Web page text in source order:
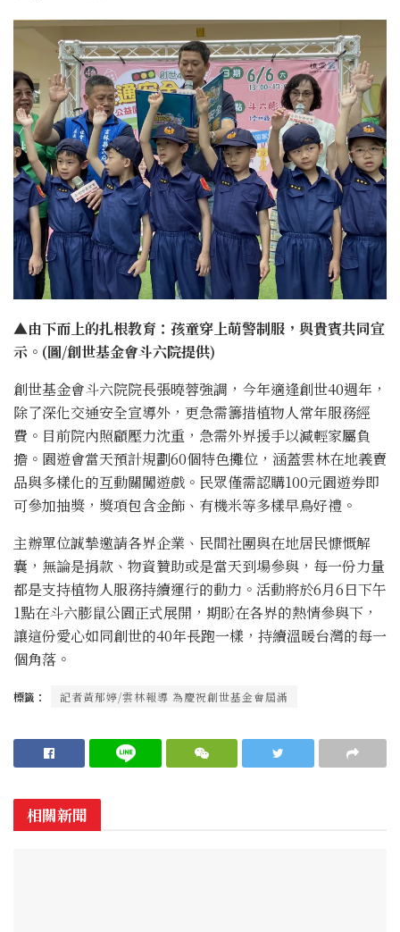
▲由下而上的扎根教育：孩童穿上萌警制服，與貴賓共同宣
示。(圖/創世基金會斗六院提供)
創世基金會斗六院院長張曉蓉強調，今年適逢創世40週年，
除了深化交通安全宣導外，更急需籌措植物人常年服務經
費。目前院內照顧壓力沈重，急需外界援手以減輕家屬負
擔。園遊會當天預計規劃60個特色攤位，涵蓋雲林在地義賣
品與多樣化的互動關闖遊戲。民眾僅需認購100元園遊券即
可參加抽獎，獎項包含金飾、有機米等多樣早鳥好禮。
主辦單位誠摯邀請各界企業、民間社團與在地居民慷慨解
囊，無論是捐款、物資贊助或是當天到場參與，每一份力量
都是支持植物人服務持續運行的動力。活動將於6月6日下午
1點在斗六膨鼠公園正式展開，期盼在各界的熱情參與下，
讓這份愛心如同創世的40年長跑一樣，持續溫暖台灣的每一
個角落。
標籤： 記者黃郁婷/雲林報導 為慶祝創世基金會屆滿
相關新聞